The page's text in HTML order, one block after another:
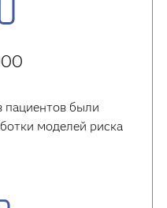
пациентов были
моделей риска